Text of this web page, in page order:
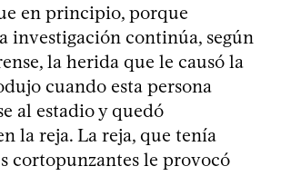
en principio, porque
investigación continúa, según
la herida que le causó la
cuando esta persona
al estadio y quedó
la reja. La reja, que tenía
cortopunzantes le provocó